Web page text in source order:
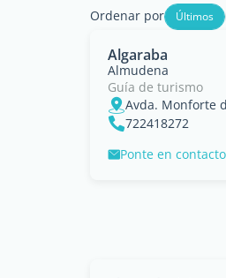
Ordenar por Últimos
Algaraba
Almudena
Guía de turismo
Avda. Monforte
722418272
Ponte en contacto